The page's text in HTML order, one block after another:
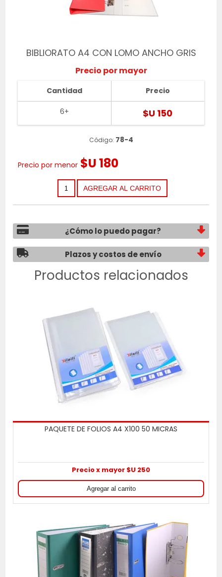
BIBLIORATO A4 CON LOMO ANCHO GRIS
Precio por mayor
Cantidad
6+
Precio
$U 150
Código: 78-4
Precio por menor $U 180
¿Cómo lo puedo pagar?
Plazos y costos de envío
Productos relacionados
PAQUETE DE FOLIOS A4 X100 50 MICRAS
Precio x mayor $U 250